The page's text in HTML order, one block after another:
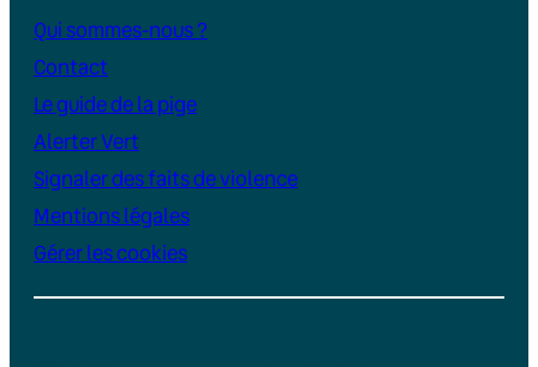
Qui sommes-nous ?
Contact
Le guide de la pige
Alerter Vert
Signaler des faits de violence
Mentions légales
Gérer les cookies